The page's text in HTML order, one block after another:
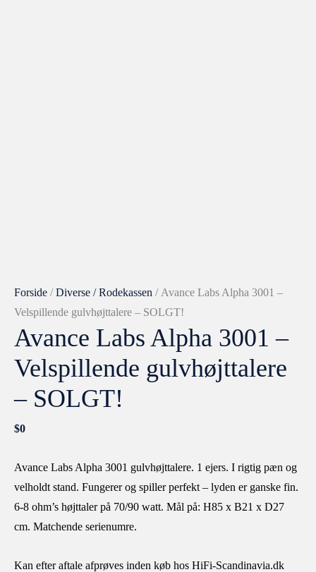
Forside /Diverse / Rodekassen / Avance Labs Alpha 3001 –
Velspillende gulvhøjttalere – SOLGT!
Avance Labs Alpha 3001 –
Velspillende gulvhøjttalere
– SOLGT!
$0
Avance Labs Alpha 3001 gulvhøjttalere. 1 ejers. I rigtig pæn og
velholdt stand. Fungerer og spiller perfekt – lyden er ganske fin.
6-8 ohm’s højttaler på 70/90 watt. Mål på: H85 x B21 x D27
cm. Matchende serienumre.
Kan efter aftale afprøves inden køb hos HiFi-Scandinavia.dk